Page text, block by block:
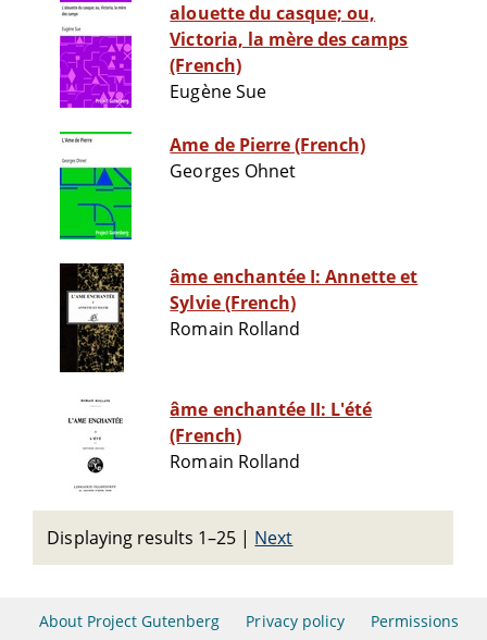
alouette du casque; ou,
Victoria, la mère des camps
(French)
Eugène Sue
Ame de Pierre (French)
Georges Ohnet
âme enchantée I: Annette et
Sylvie (French)
Romain Rolland
âme enchantée II: L'été
(French)
Romain Rolland
Displaying results 1–25 | Next
About Project Gutenberg Privacy policy Permissions